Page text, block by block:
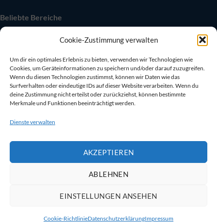
Cookie-Zustimmung verwalten
Um dir ein optimales Erlebnis zu bieten, verwenden wir Technologien wie
Cookies, um Geräteinformationen zu speichern und/oder darauf zuzugreifen.
Wenn du diesen Technologien zustimmst, können wir Daten wie das
Surfverhalten oder eindeutige IDs auf dieser Website verarbeiten. Wenn du
deine Zustimmung nicht erteilst oder zurückziehst, können bestimmte
Merkmale und Funktionen beeinträchtigt werden.
Dienste verwalten
AKZEPTIEREN
ABLEHNEN
EINSTELLUNGEN ANSEHEN
Cookie-RichtlinieDatenschutzerklärungImpressum
Beliebte Bereiche
Autarkie & Elektrik
Sanitär & Toiletten
Sicherheit an Bord
Bootszubehör
2025Lembus UG – Camping & Boot mit Herz.
Widerruf |Cookies